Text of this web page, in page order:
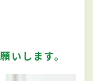
いします。